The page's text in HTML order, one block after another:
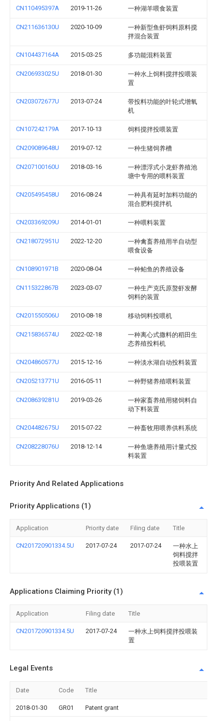
CN110495397A 2019-11-26 一种湖羊喂食装置
CN211636130U 2020-10-09
一种新型鱼虾饲料原料搅
拌混合装置
CN104437164A 2015-03-25 多功能混料装置
CN206933025U 2018-01-30
一种水上饲料搅拌投喂装
置
CN203072677U 2013-07-24
带投料功能的叶轮式增氧
机
CN107242179A 2017-10-13 饲料搅拌投喂装置
CN209089648U 2019-07-12 一种生猪饲养槽
CN207100160U 2018-03-16
一种漂浮式小龙虾养殖池
塘中专用的喂料装置
CN205495458U 2016-08-24
一种具有延时加料功能的
混合肥料搅拌机
CN203369209U 2014-01-01 一种喂料装置
CN218072951U 2022-12-20
一种禽畜养殖用半自动型
喂食设备
CN108901971B 2020-08-04 一种鲌鱼的养殖设备
CN115322867B 2023-03-07
一种生产克氏原螯虾发酵
饲料的装置
CN201550506U 2010-08-18 移动饲料投喂机
CN215836574U 2022-02-18
一种离心式撒料的稻田生
态养殖投料机
CN204860577U 2015-12-16 一种淡水湖自动投料装置
CN205213771U 2016-05-11 一种野猪养殖喂料装置
CN208639281U 2019-03-26
一种家畜养殖用猪饲料自
动下料装置
CN204482675U 2015-07-22 一种畜牧用喂养供料系统
CN208228076U 2018-12-14
一种鱼塘养殖用计量式投
料装置
Priority And Related Applications
Priority Applications (1)
Application Priority date Filing date Title
CN201720901334.5U 2017-07-24 2017-07-24
一种水上
饲料搅拌
投喂装置
Applications Claiming Priority (1)
Application Filing date Title
CN201720901334.5U 2017-07-24
一种水上饲料搅拌投喂装
置
Legal Events
Date Code Title
2018-01-30 GR01 Patent grant